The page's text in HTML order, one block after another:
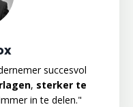
succesvol
, sterker te
in te delen."